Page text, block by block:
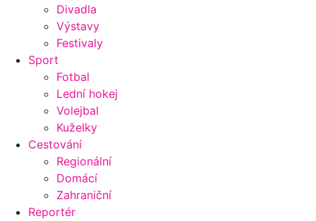
Divadla
Výstavy
Festivaly
Sport
Fotbal
Lední hokej
Volejbal
Kuželky
Cestování
Regionální
Domácí
Zahraniční
Reportér